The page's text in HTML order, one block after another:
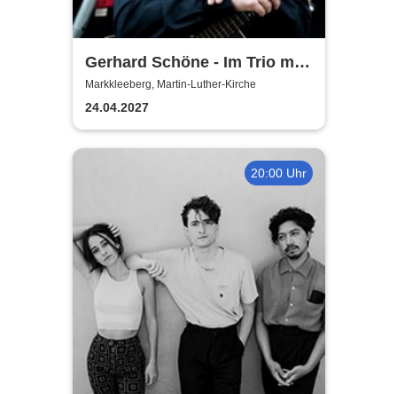
Gerhard Schöne - Im Trio mit
Orgel & Sax: Ich öffne die Tür
weit am Abend
Markkleeberg, Martin-Luther-Kirche
24.04.2027
20:00 Uhr